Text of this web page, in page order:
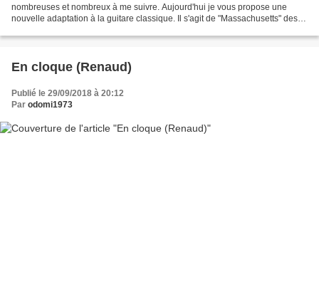
nombreuses et nombreux à me suivre. Aujourd'hui je vous propose une
nouvelle adaptation à la guitare classique. Il s'agit de "Massachusetts" des
En cloque (Renaud)
Publié le 29/09/2018 à 20:12
Par odomi1973